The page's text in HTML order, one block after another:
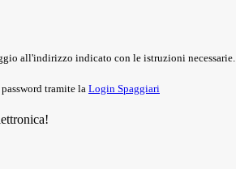
all'indirizzo indicato con le istruzioni necessarie.
tramite la Login Spaggiari